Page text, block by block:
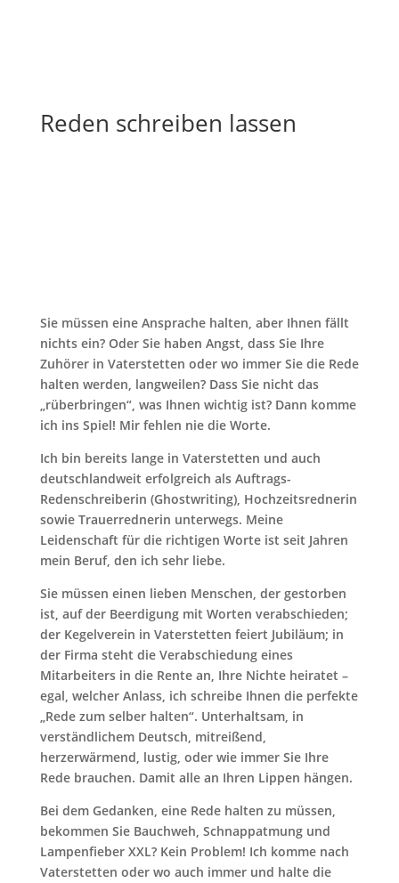
Reden schreiben lassen
Sie müssen eine Ansprache halten, aber Ihnen fällt
nichts ein? Oder Sie haben Angst, dass Sie Ihre
Zuhörer in Vaterstetten oder wo immer Sie die Rede
halten werden, langweilen? Dass Sie nicht das
„rüberbringen“, was Ihnen wichtig ist? Dann komme
ich ins Spiel! Mir fehlen nie die Worte.
Ich bin bereits lange in Vaterstetten und auch
deutschlandweit erfolgreich als Auftrags-
Redenschreiberin (Ghostwriting), Hochzeitsrednerin
sowie Trauerrednerin unterwegs. Meine
Leidenschaft für die richtigen Worte ist seit Jahren
mein Beruf, den ich sehr liebe.
Sie müssen einen lieben Menschen, der gestorben
ist, auf der Beerdigung mit Worten verabschieden;
der Kegelverein in Vaterstetten feiert Jubiläum; in
der Firma steht die Verabschiedung eines
Mitarbeiters in die Rente an, Ihre Nichte heiratet –
egal, welcher Anlass, ich schreibe Ihnen die perfekte
„Rede zum selber halten“. Unterhaltsam, in
verständlichem Deutsch, mitreißend,
herzerwärmend, lustig, oder wie immer Sie Ihre
Rede brauchen. Damit alle an Ihren Lippen hängen.
Bei dem Gedanken, eine Rede halten zu müssen,
bekommen Sie Bauchweh, Schnappatmung und
Lampenfieber XXL? Kein Problem! Ich komme nach
Vaterstetten oder wo auch immer und halte die